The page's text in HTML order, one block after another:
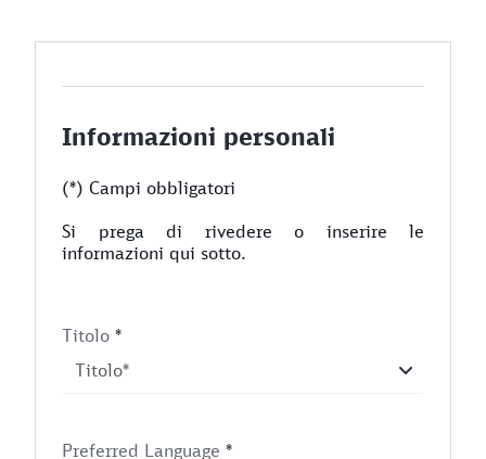
Informazioni personali
(*) Campi obbligatori
Si prega di rivedere o inserire le
informazioni qui sotto.
Titolo *
Preferred Language *